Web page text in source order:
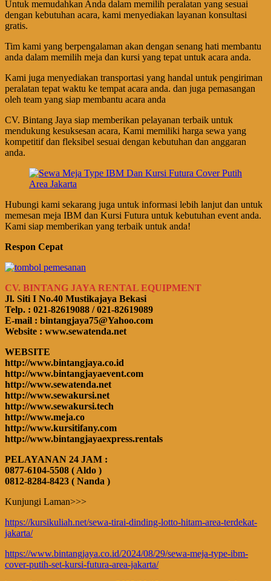
Untuk memudahkan Anda dalam memilih peralatan yang sesuai
dengan kebutuhan acara, kami menyediakan layanan konsultasi
gratis.
Tim kami yang berpengalaman akan dengan senang hati membantu
anda dalam memilih meja dan kursi yang tepat untuk acara anda.
Kami juga menyediakan transportasi yang handal untuk pengiriman
peralatan tepat waktu ke tempat acara anda. dan juga pemasangan
oleh team yang siap membantu acara anda
CV. Bintang Jaya siap memberikan pelayanan terbaik untuk
mendukung kesuksesan acara, Kami memiliki harga sewa yang
kompetitif dan fleksibel sesuai dengan kebutuhan dan anggaran
anda.
Hubungi kami sekarang juga untuk informasi lebih lanjut dan untuk
memesan meja IBM dan Kursi Futura untuk kebutuhan event anda.
Kami siap memberikan yang terbaik untuk anda!
Respon Cepat
CV. BINTANG JAYA RENTAL EQUIPMENT
Jl. Siti I No.40 Mustikajaya Bekasi
Telp. : 021-82619088 / 021-82619089
E-mail : bintangjaya75@Yahoo.com
Website : www.sewatenda.net
WEBSITE
http://www.bintangjaya.co.id
http://www.bintangjayaevent.com
http://www.sewatenda.net
http://www.sewakursi.net
http://www.sewakursi.tech
http://www.meja.co
http://www.kursitifany.com
http://www.bintangjayaexpress.rentals
PELAYANAN 24 JAM :
0877-6104-5508 ( Aldo )
0812-8284-8423 ( Nanda )
Kunjungi Laman>>>
https://kursikuliah.net/sewa-tirai-dinding-lotto-hitam-area-terdekat-
jakarta/
https://www.bintangjaya.co.id/2024/08/29/sewa-meja-type-ibm-
cover-putih-set-kursi-futura-area-jakarta/